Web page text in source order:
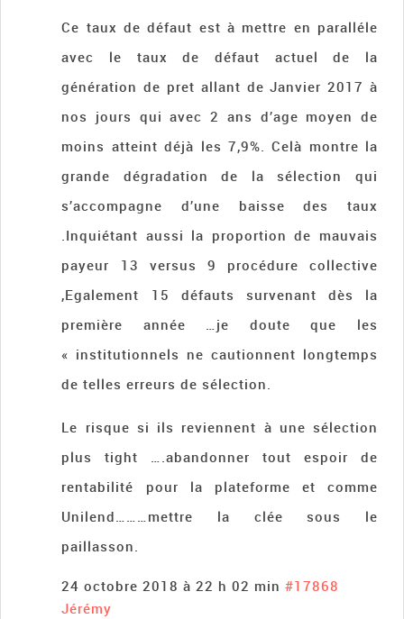
Ce taux de défaut est à mettre en paralléle
avec le taux de défaut actuel de la
génération de pret allant de Janvier 2017 à
nos jours qui avec 2 ans d’age moyen de
moins atteint déjà les 7,9%. Celà montre la
grande dégradation de la sélection qui
s’accompagne d’une baisse des taux
.Inquiétant aussi la proportion de mauvais
payeur 13 versus 9 procédure collective
,Egalement 15 défauts survenant dès la
première année …je doute que les
« institutionnels ne cautionnent longtemps
de telles erreurs de sélection.
Le risque si ils reviennent à une sélection
plus tight ….abandonner tout espoir de
rentabilité pour la plateforme et comme
Unilend………mettre la clée sous le
paillasson.
24 octobre 2018 à 22 h 02 min #17868
Jérémy